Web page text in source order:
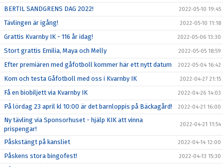
BERTIL SANDGRENS DAG 2022! 2022-05-10 19:45
Tävlingen är igång! 2022-05-10 11:18
Grattis Kvarnby IK - 116 år idag! 2022-05-06 13:30
Stort grattis Emilia, Maya och Melly 2022-05-05 18:59
Efter premiären med gåfotboll kommer här ett nytt datum 2022-05-04 16:42
Kom och testa Gåfotboll med oss i Kvarnby IK 2022-04-27 21:15
Få en biobiljett via Kvarnby IK 2022-04-26 14:03
På lördag 23 april kl 10:00 är det barnloppis på Bäckagård! 2022-04-21 16:00
Ny tävling via Sponsorhuset - hjälp KIK att vinna
prispengar!
2022-04-21 11:54
Påskstängt på kansliet 2022-04-14 12:00
Påskens stora bingofest! 2022-04-13 15:30